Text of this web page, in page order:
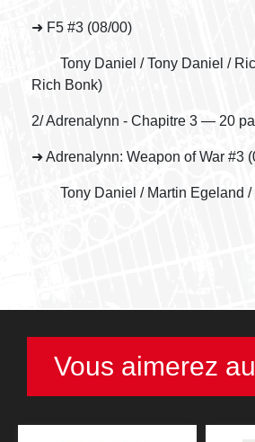
➜ F5 #3 (08/00)
Tony Daniel / Tony Daniel /
Rich Bonk)
2/ Adrenalynn - Chapitre 3 — 20
➜ Adrenalynn: Weapon of War #3
Tony Daniel / Martin Egeland /
Vous aimerez